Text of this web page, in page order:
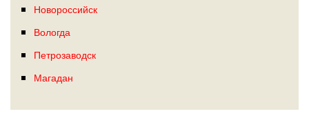
Новороссийск
Вологда
Петрозаводск
Магадан